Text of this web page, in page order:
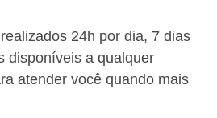
24h por dia, 7 dias
disponíveis a qualquer
atender você quando mais